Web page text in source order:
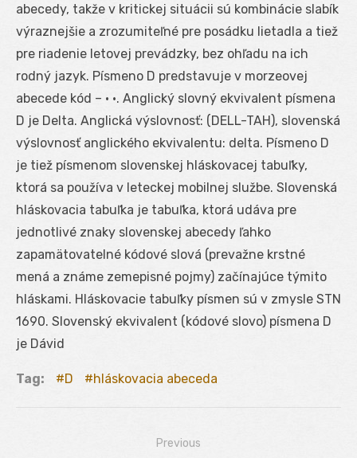
abecedy, takže v kritickej situácii sú kombinácie slabík
výraznejšie a zrozumiteľné pre posádku lietadla a tiež
pre riadenie letovej prevádzky, bez ohľadu na ich
rodný jazyk. Písmeno D predstavuje v morzeovej
abecede kód – • •. Anglický slovný ekvivalent písmena
D je Delta. Anglická výslovnosť: (DELL-TAH), slovenská
výslovnosť anglického ekvivalentu: delta. Písmeno D
je tiež písmenom slovenskej hláskovacej tabuľky,
ktorá sa používa v leteckej mobilnej službe. Slovenská
hláskovacia tabuľka je tabuľka, ktorá udáva pre
jednotlivé znaky slovenskej abecedy ľahko
zapamätovatelné kódové slová (prevažne krstné
mená a známe zemepisné pojmy) začínajúce týmito
hláskami. Hláskovacie tabuľky písmen sú v zmysle STN
1690. Slovenský ekvivalent (kódové slovo) písmena D
je Dávid
Tag: D hláskovacia abeceda
Previous